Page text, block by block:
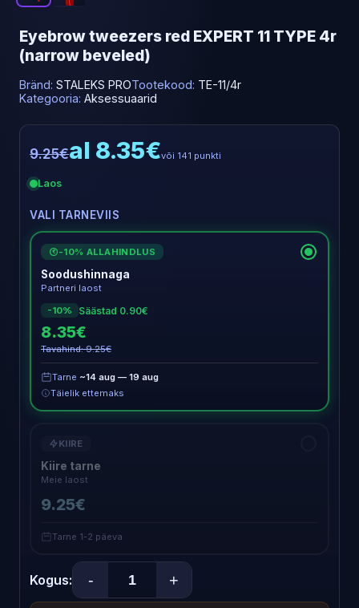
Eyebrow tweezers red EXPERT 11 TYPE 4r
(narrow beveled)
Bränd: STALEKS PROTootekood: TE-11/4r
Kategooria: Aksessuaarid
9.25€al 8.35€või 141 punkti
Laos
VALI TARNEVIIS
€ -10% ALLAHINDLUS
Soodushinnaga
Partneri laost
-10%
Säästad 0.90€
8.35€
Tavahind: 9.25€
Tarne ~14 aug — 19 aug
Täielik ettemaks
KIIRE
Kiire tarne
Meie laost
9.25€
Tarne 1-2 päeva
Kogus: - +